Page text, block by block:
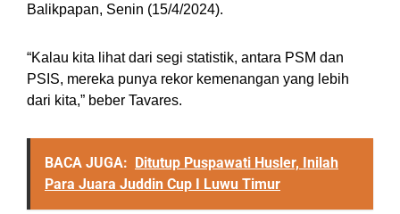
Balikpapan, Senin (15/4/2024).
“Kalau kita lihat dari segi statistik, antara PSM dan
PSIS, mereka punya rekor kemenangan yang lebih
dari kita,” beber Tavares.
BACA JUGA: Ditutup Puspawati Husler, Inilah
Para Juara Juddin Cup I Luwu Timur